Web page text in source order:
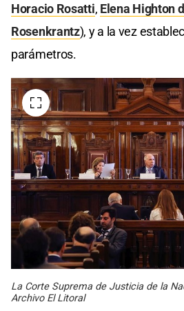
Horacio Rosatti, Elena Highton
Rosenkrantz), y a la vez
parámetros.
La Corte Suprema de Justicia de la
Archivo El Litoral